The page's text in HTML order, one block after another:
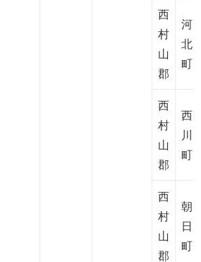
西
村
山
郡
河
北
町
西
村
山
郡
西
町
西
村
山
郡
朝
日
町